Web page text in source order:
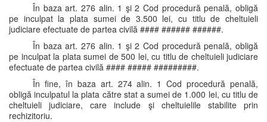
În baza art. 276 alin. 1 şi 2 Cod procedură penală, obligă
pe inculpat la plata sumei de 3.500 lei, cu titlu de cheltuieli
judiciare efectuate de partea civilă #### ###### ######.
În baza art. 276 alin. 1 şi 2 Cod procedură penală, obligă
pe inculpat la plata sumei de 500 lei, cu titlu de cheltuieli judiciare
efectuate de partea civilă #### ##### #########.
În fine, în baza art. 274 alin. 1 Cod procedură penală,
obligă inculpatul la plata către stat a sumei de 1.000 lei, cu titlu de
cheltuieli judiciare, care include şi cheltuielile stabilite prin
rechizitoriu.